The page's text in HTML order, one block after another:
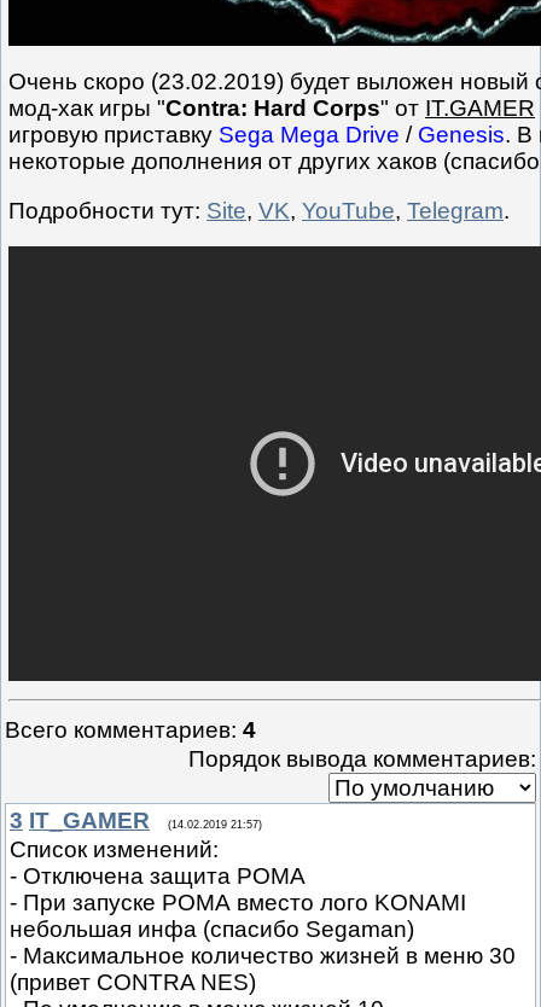
Очень скоро (23.02.2019) будет выложен новый
мод-хак игры "Contra: Hard Corps" от IT.GAMER
игровую приставку Sega Mega Drive / Genesis. В
некоторые дополнения от других хаков
Подробности тут: Site, VK, YouTube, Telegram.
Всего комментариев: 4
Порядок вывода комментариев:
3 IT_GAMER (14.02.2019 21:57)
Список изменений:
- Отключена защита РОМА
- При запуске РОМА вместо лого KONAMI
небольшая инфа (спасибо Segaman)
- Максимальное количество жизней в меню 30
(привет CONTRA NES)